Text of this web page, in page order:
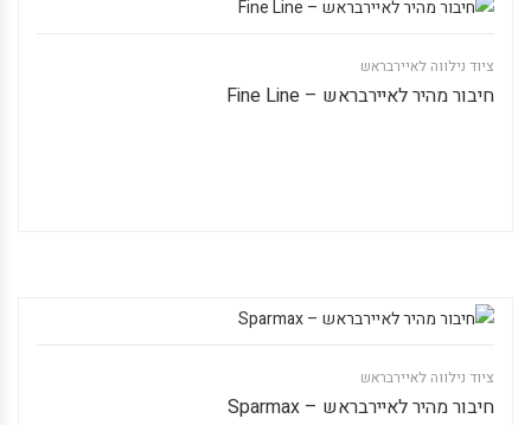
ציוד נילווה לאיירבראש
חיבור מהיר לאיירבראש – Fine Line
ציוד נילווה לאיירבראש
חיבור מהיר לאיירבראש – Sparmax